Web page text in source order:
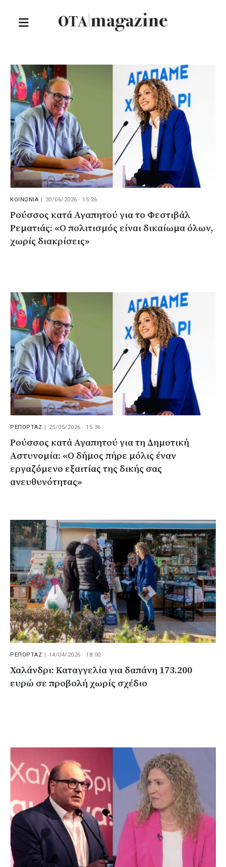
ΚΟΙΝΩΝΙΑ 30/06/2026 · 15:26
Ρούσσος κατά Αγαπητού για το Φεστιβάλ
Ρεματιάς: «Ο πολιτισμός είναι δικαίωμα όλων,
χωρίς διακρίσεις»
ΡΕΠΟΡΤΑΖ 25/05/2026 · 15:36
Ρούσσος κατά Αγαπητού για τη Δημοτική
Αστυνομία: «Ο δήμος πήρε μόλις έναν
εργαζόμενο εξαιτίας της δικής σας
ανευθυνότητας»
ΡΕΠΟΡΤΑΖ 14/04/2026 · 18:00
Χαλάνδρι: Καταγγελία για δαπάνη 173.200
ευρώ σε προβολή χωρίς σχέδιο